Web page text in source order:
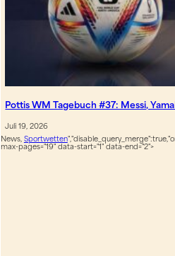
Pottis WM Tagebuch #37: Messi,
Juli 19, 2026
News, Sportwetten
max-pages="19" data-start="1" data-end="2">